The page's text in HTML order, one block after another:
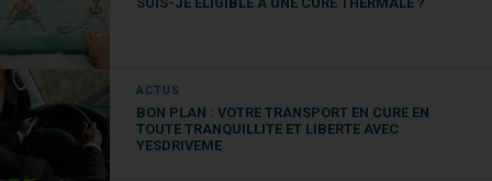
ACTUS
BON PLAN : VOTRE TRANSPORT EN CURE EN
TOUTE TRANQUILLITE ET LIBERTE AVEC
YESDRIVEME